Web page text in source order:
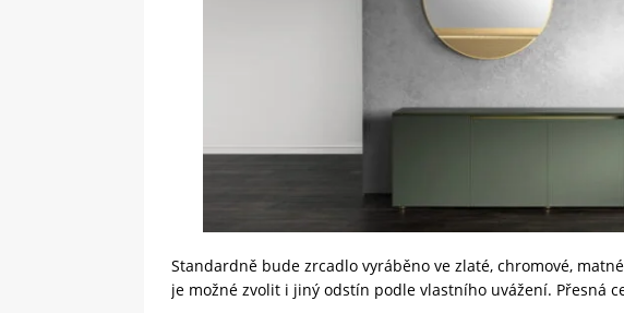
Standardně bude zrcadlo vyráběno ve zlaté, chromové,
je možné zvolit i jiný odstín podle vlastního uvážení. Přesná